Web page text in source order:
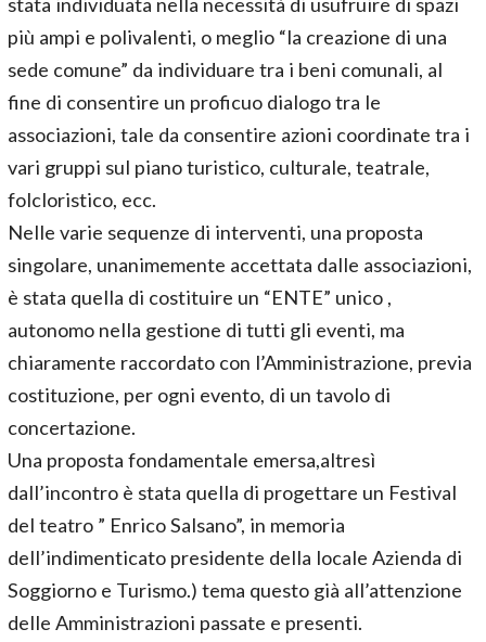
più ampi e polivalenti, o meglio “la creazione di una
sede comune” da individuare tra i beni comunali, al
fine di consentire un proficuo dialogo tra le
associazioni, tale da consentire azioni coordinate tra i
vari gruppi sul piano turistico, culturale, teatrale,
folcloristico, ecc.
Nelle varie sequenze di interventi, una proposta
singolare, unanimemente accettata dalle associazioni,
è stata quella di costituire un “ENTE” unico ,
autonomo nella gestione di tutti gli eventi, ma
chiaramente raccordato con l’Amministrazione, previa
costituzione, per ogni evento, di un tavolo di
concertazione.
Una proposta fondamentale emersa,altresì
dall’incontro è stata quella di progettare un Festival
del teatro ” Enrico Salsano”, in memoria
dell’indimenticato presidente della locale Azienda di
Soggiorno e Turismo.) tema questo già all’attenzione
delle Amministrazioni passate e presenti.